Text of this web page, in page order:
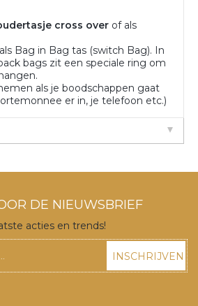
cross over of als
Bag in Bag tas (switch Bag). In
bags zit een speciale ring om
als je boodschappen gaat
er in, je telefoon etc.)
DE NIEUWSBRIEF
acties en trends!
INSCHRIJVEN